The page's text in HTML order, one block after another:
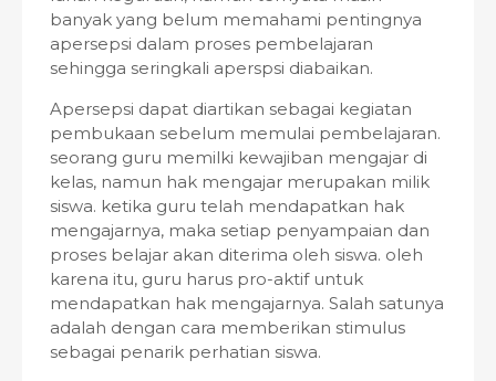
banyak yang belum memahami pentingnya
apersepsi dalam proses pembelajaran
sehingga seringkali aperspsi diabaikan.
Apersepsi dapat diartikan sebagai kegiatan
pembukaan sebelum memulai pembelajaran.
seorang guru memilki kewajiban mengajar di
kelas, namun hak mengajar merupakan milik
siswa. ketika guru telah mendapatkan hak
mengajarnya, maka setiap penyampaian dan
proses belajar akan diterima oleh siswa. oleh
karena itu, guru harus pro-aktif untuk
mendapatkan hak mengajarnya. Salah satunya
adalah dengan cara memberikan stimulus
sebagai penarik perhatian siswa.